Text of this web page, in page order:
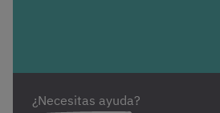
¿Necesitas ayuda?